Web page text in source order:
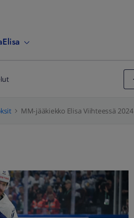
MM-jääkiekko Elisa Viihteessä 2024